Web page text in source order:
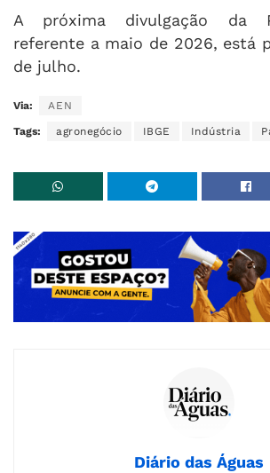
A próxima divulgação da
referente a maio de 2026, está
de julho.
Via: AEN
Tags: agronegócio IBGE Indústria
Diário das Águas